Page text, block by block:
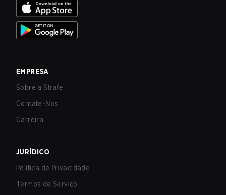
EMPRESA
Sobre a Strafe
Contate-Nos
Carreira
JURÍDICO
Política de Privacidade
Termos de Serviço